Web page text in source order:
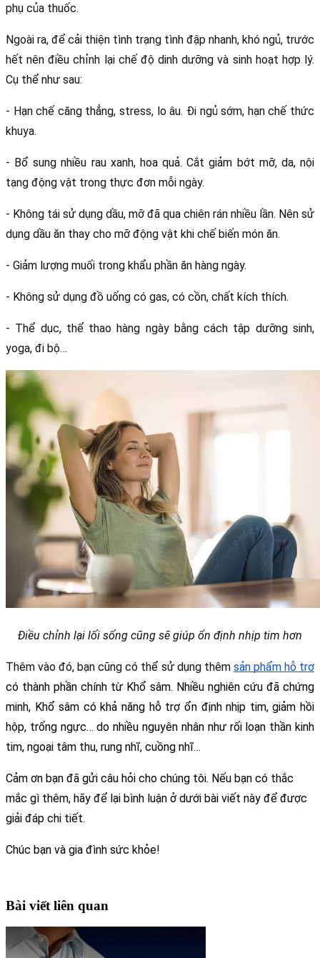
phụ của thuốc.
Ngoài ra, để cải thiện tình trạng tình đập nhanh, khó ngủ, trước
hết nên điều chỉnh lại chế độ dinh dưỡng và sinh hoạt hợp lý.
Cụ thể như sau:
- Hạn chế căng thẳng, stress, lo âu. Đi ngủ sớm, hạn chế thức
khuya.
- Bổ sung nhiều rau xanh, hoa quả. Cắt giảm bớt mỡ, da, nội
tạng động vật trong thực đơn mỗi ngày.
- Không tái sử dụng dầu, mỡ đã qua chiên rán nhiều lần. Nên sử
dụng dầu ăn thay cho mỡ động vật khi chế biến món ăn.
- Giảm lượng muối trong khẩu phần ăn hàng ngày.
- Không sử dụng đồ uống có gas, có cồn, chất kích thích.
- Thể dục, thể thao hàng ngày bằng cách tập dưỡng sinh,
yoga, đi bộ…
Điều chỉnh lại lối sống cũng sẽ giúp ổn định nhịp tim hơn
Thêm vào đó, bạn cũng có thể sử dụng thêm sản phẩm hỗ trợ
có thành phần chính từ Khổ sâm. Nhiều nghiên cứu đã chứng
minh, Khổ sâm có khả năng hỗ trợ ổn định nhịp tim, giảm hồi
hộp, trống ngực… do nhiều nguyên nhân như rối loạn thần kinh
tim, ngoại tâm thu, rung nhĩ, cuồng nhĩ…
Cảm ơn bạn đã gửi câu hỏi cho chúng tôi. Nếu bạn có thắc
mắc gì thêm, hãy để lại bình luận ở dưới bài viết này để được
giải đáp chi tiết.
Chúc bạn và gia đình sức khỏe!
Bài viết liên quan